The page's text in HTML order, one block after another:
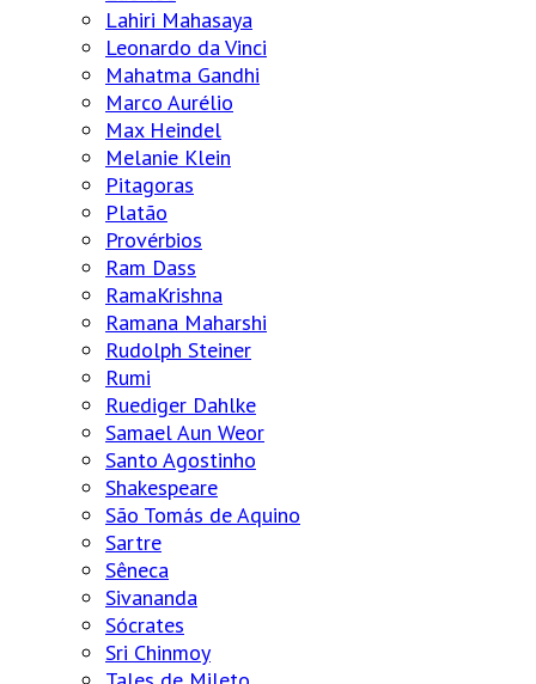
Lahiri Mahasaya
Leonardo da Vinci
Mahatma Gandhi
Marco Aurélio
Max Heindel
Melanie Klein
Pitagoras
Platão
Provérbios
Ram Dass
RamaKrishna
Ramana Maharshi
Rudolph Steiner
Rumi
Ruediger Dahlke
Samael Aun Weor
Santo Agostinho
Shakespeare
São Tomás de Aquino
Sartre
Sêneca
Sivananda
Sócrates
Sri Chinmoy